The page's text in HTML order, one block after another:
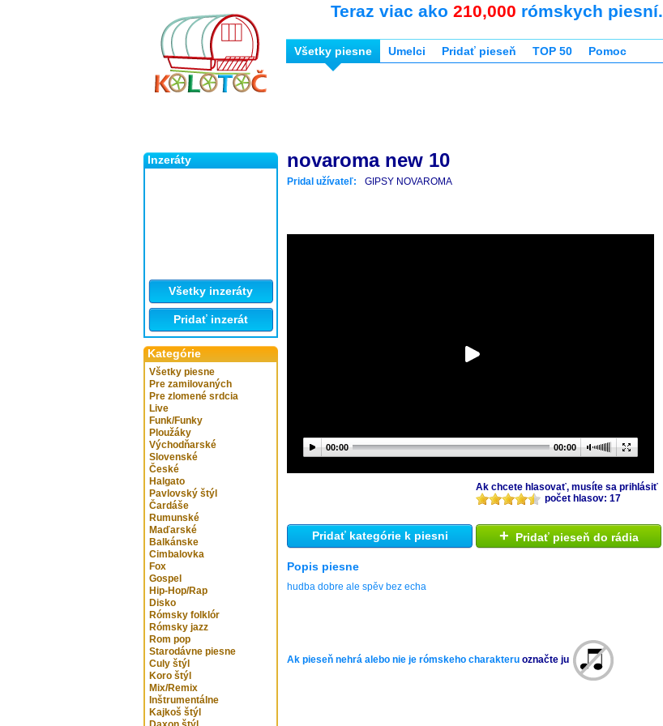
Inzeráty
Všetky inzeráty
Pridať inzerát
Kategórie
Všetky piesne
Pre zamilovaných
Pre zlomené srdcia
Live
Funk/Funky
Ploužáky
Východňarské
Slovenské
České
Halgato
Pavlovský štýl
Čardáše
Rumunské
Maďarské
Balkánske
Cimbalovka
Fox
Gospel
Hip-Hop/Rap
Disko
Rómsky folklór
Rómsky jazz
Rom pop
Starodávne piesne
Culy štýl
Koro štýl
Mix/Remix
Inštrumentálne
Kajkoš štýl
Teraz viac ako 210,000 rómskych piesní.
Všetky piesne Umelci Pridať pieseň TOP 50 Pomoc
novaroma new 10
Pridal užívateľ: GIPSY NOVAROMA
00:00 00:00
Ak chcete hlasovať, musíte sa prihlásiť
počet hlasov: 17
Pridať kategórie k piesni + Pridať pieseň do rádia
Popis piesne
hudba dobre ale spěv bez echa
Ak pieseň nehrá alebo nie je rómskeho charakteru označte ju